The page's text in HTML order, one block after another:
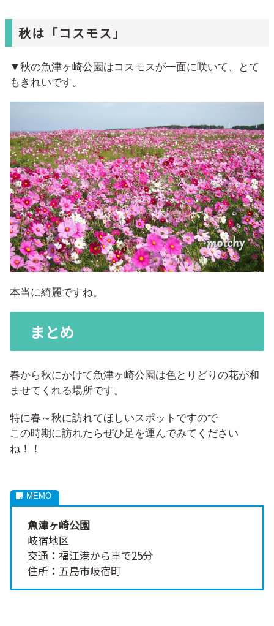
秋は「コスモス」
▼秋の魚津ヶ崎公園はコスモスが一面に咲いて、とて
もきれいです。
本当に綺麗ですね。
まとめ
春から秋にかけて魚津ヶ崎公園は色とりどりの花が和
ませてくれる場所です。
特に春～秋に訪れてほしいスポットですので
この時期に訪れたらぜひ足を運んでみてください
ね！！
魚津ヶ崎公園
岐宿地区
交通：福江港から車で25分
住所：五島市岐宿町